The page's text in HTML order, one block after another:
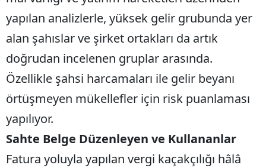
yapılan analizlerle, yüksek gelir grubunda yer
alan şahıslar ve şirket ortakları da artık
doğrudan incelenen gruplar arasında.
Özellikle şahsi harcamaları ile gelir beyanı
örtüşmeyen mükellefler için risk puanlaması
yapılıyor.
Sahte Belge Düzenleyen ve Kullananlar
Fatura yoluyla yapılan vergi kaçakçılığı hâlâ